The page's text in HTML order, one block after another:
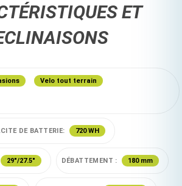
ET
Velo tout terrain
DE BATTERIE: 720 WH
29"/27.5" DÉBATTEMENT : 180 mm